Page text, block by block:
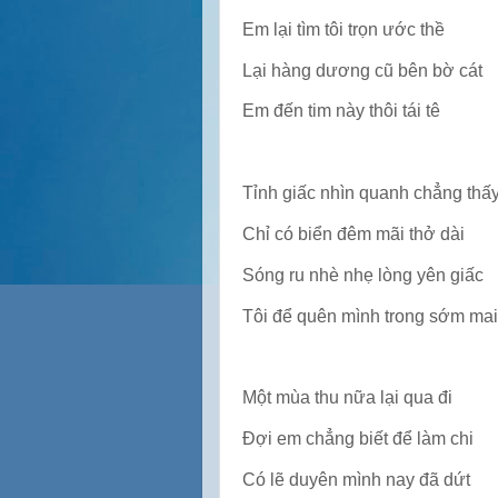
Em lại tìm tôi trọn ước thề
Lại hàng dương cũ bên bờ cát
Em đến tim này thôi tái tê
Tỉnh giấc nhìn quanh chẳng
Chỉ có biển đêm mãi thở dài
Sóng ru nhè nhẹ lòng yên giấc
Tôi để quên mình trong sớm mai
Một mùa thu nữa lại qua đi
Đợi em chẳng biết để làm chi
Có lẽ duyên mình nay đã dứt